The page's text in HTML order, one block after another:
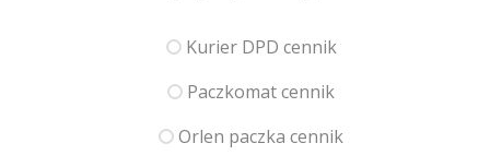
Kurier DPD cennik
Paczkomat cennik
Orlen paczka cennik